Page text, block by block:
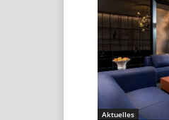
Aktuelles